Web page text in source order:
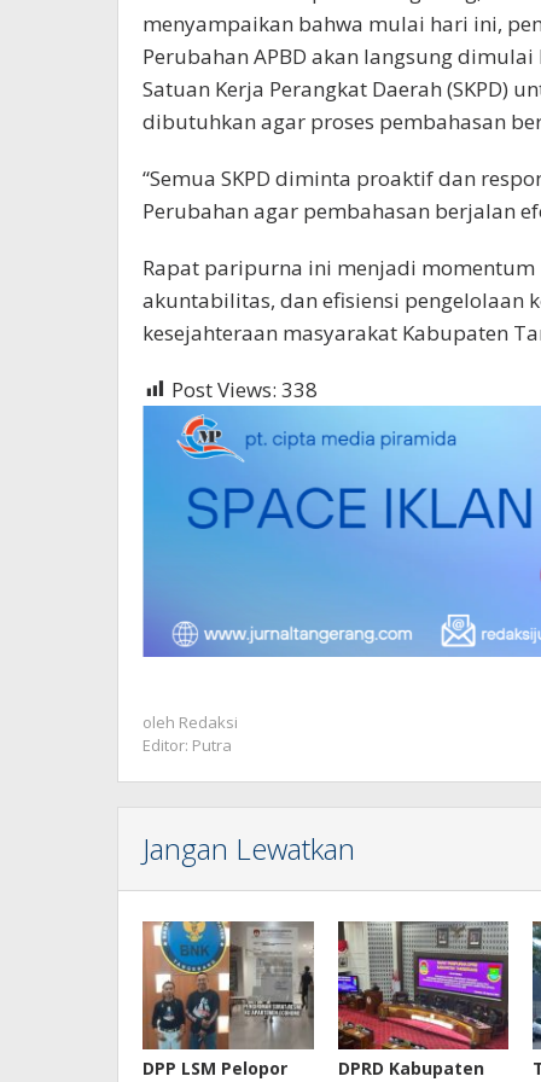
menyampaikan bahwa mulai hari ini,
Perubahan APBD akan langsung
Satuan Kerja Perangkat Daerah (SKPD)
dibutuhkan agar proses pembahasan
“Semua SKPD diminta proaktif dan
Perubahan agar pembahasan berjalan
Rapat paripurna ini menjadi
akuntabilitas, dan efisiensi pengelolaan
kesejahteraan masyarakat Kabupaten
Post Views: 338
oleh Redaksi
Editor: Putra
Jangan Lewatkan
DPP LSM Pelopor DPRD Kabupaten